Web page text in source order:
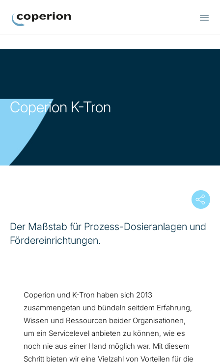
Coperion K-Tron
Der Maßstab für Prozess-Dosieranlagen und
Fördereinrichtungen.
Coperion und K-Tron haben sich 2013
zusammengetan und bündeln seitdem Erfahrung,
Wissen und Ressourcen beider Organisationen,
um ein Servicelevel anbieten zu können, wie es
noch nie aus einer Hand möglich war. Mit diesem
Schritt bieten wir eine Vielzahl von Vorteilen für die